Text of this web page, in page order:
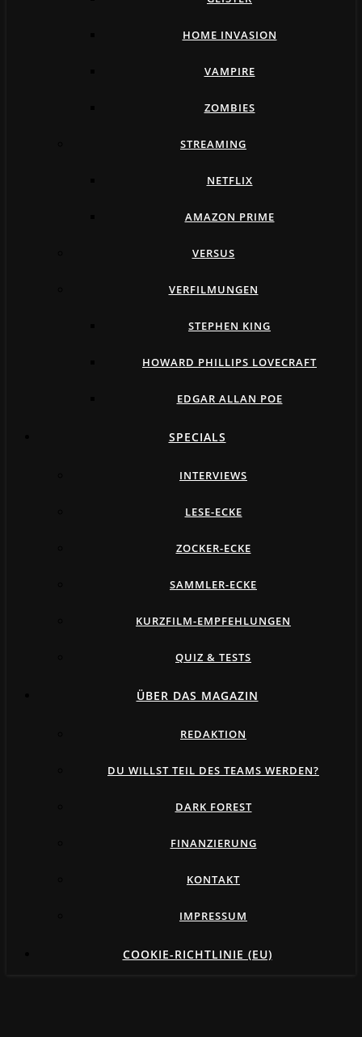
HOME INVASION
VAMPIRE
ZOMBIES
STREAMING
NETFLIX
AMAZON PRIME
VERSUS
VERFILMUNGEN
STEPHEN KING
HOWARD PHILLIPS LOVECRAFT
EDGAR ALLAN POE
SPECIALS
INTERVIEWS
LESE-ECKE
ZOCKER-ECKE
SAMMLER-ECKE
KURZFILM-EMPFEHLUNGEN
QUIZ & TESTS
ÜBER DAS MAGAZIN
REDAKTION
DU WILLST TEIL DES TEAMS WERDEN?
DARK FOREST
FINANZIERUNG
KONTAKT
IMPRESSUM
COOKIE-RICHTLINIE (EU)